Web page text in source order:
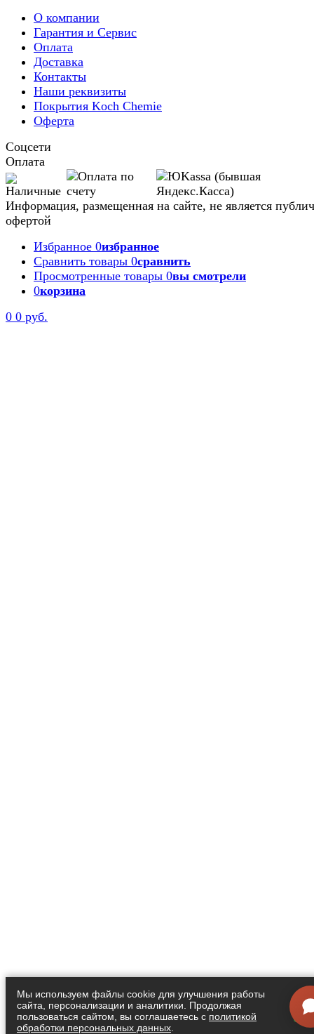
О компании
Гарантия и Сервис
Оплата
Доставка
Контакты
Наши реквизиты
Покрытия Koch Chemie
Оферта
Соцсети
Оплата
Информация, размещенная на сайте, не является
офертой
Мы используем файлы cookie для улучшения работы
сайта, персонализации и аналитики. Продолжая
пользоваться сайтом, вы соглашаетесь с политикой
обработки персональных данных
Я
Избранное 0избранное
Сравнить товары 0сравнить
Просмотренные товары 0вы смотрели
0корзина
0 0 руб.